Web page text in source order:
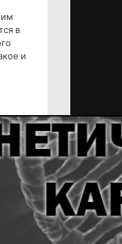
в
и